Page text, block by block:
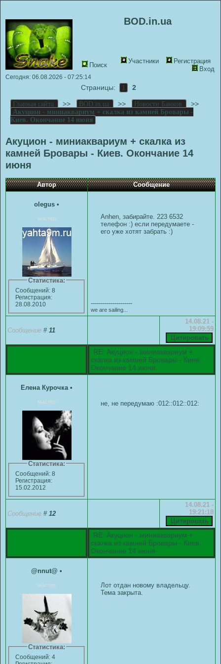
BOD.in.ua
Поиск
Участники
Регистрация
Вход
Сегодня: 06.08.2026 - 07:25:14
Страницы: 2
Главная сайта >> BOD.in.ua >> Новости Банков >>
Акуцион - миниаквариум + скалка из камней Бровары -
Киев. Окончание 14 июня
Акуцион - миниаквариум + скалка из
камней Бровары - Киев. Окончание 14
июня
Автор Сообщение
olegus •
мастер
Статистика:
Сообщений: 8
Регистрация:
28.08.2010
Anhen, забирайте. 223 6532
телефон :) если передумаете -
его уже хотят забрать :)
---------------------
we are sailing...
Сообщение # 11
14.08.21 -
19:09:59
RE: Акуцион - миниаквариум +
скалка из камней Бровары - Киев.
Окончание 14 июня
Елена Курочка •
мастер
Статистика:
Сообщений: 8
Регистрация:
15.02.2012
не, не передумаю :012::012::012:
Сообщение # 12
14.08.21 -
19:21:18
RE: Акуцион - миниаквариум +
скалка из камней Бровары - Киев.
Окончание 14 июня
@nnut@ •
мастер
Статистика:
Сообщений: 4
Лот отдан новому владельцу.
Тема закрыта.